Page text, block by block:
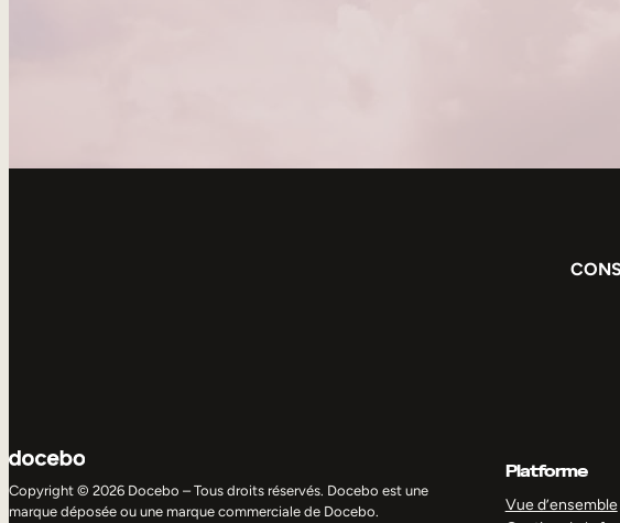
Copyright © 2026 Docebo – Tous droits réservés. Docebo est une
marque déposée ou une marque commerciale de Docebo.
Platforme
Vue d’ensemble